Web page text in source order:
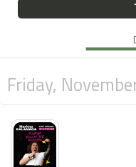
Friday,